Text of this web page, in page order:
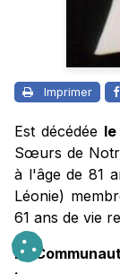
Imprimer
Est décédée
Sœurs de
à l'âge de 81
Léonie)
61 ans de vie
La